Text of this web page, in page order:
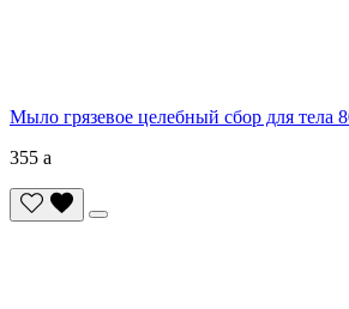
Мыло грязевое целебный сбор для тела
355 a